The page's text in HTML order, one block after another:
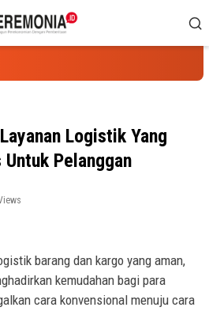
Logistik Yang
Pelanggan
barang dan kargo yang aman,
kemudahan bagi para
cara konvensional menuju cara